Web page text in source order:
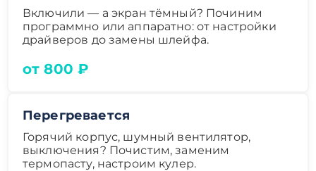
Включили — а экран тёмный? Починим
программно или аппаратно: от настройки
драйверов до замены шлейфа.
от 800 ₽
Перегревается
Горячий корпус, шумный вентилятор,
выключения? Почистим, заменим
термопасту, настроим кулер.